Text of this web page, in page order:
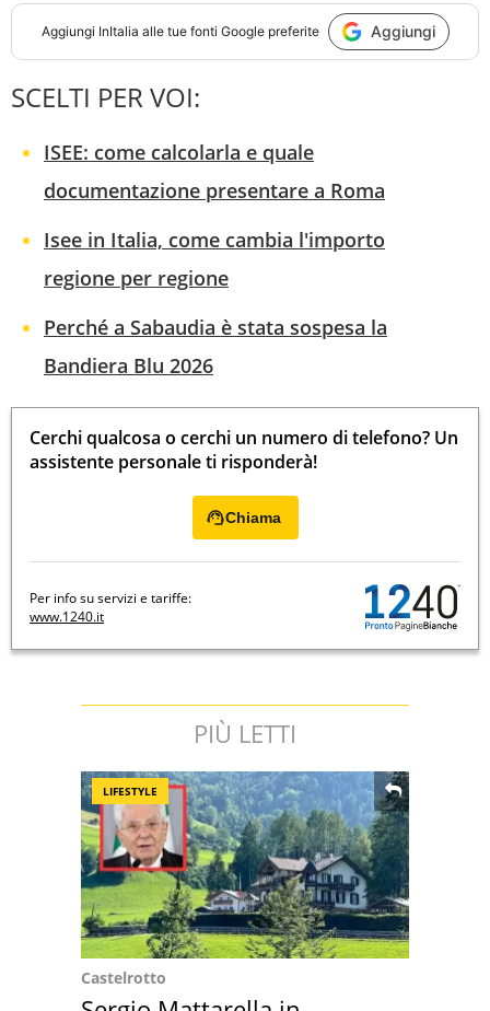
Aggiungi InItalia alle tue fonti Google preferite Aggiungi
SCELTI PER VOI:
ISEE: come calcolarla e quale
documentazione presentare a Roma
Isee in Italia, come cambia l'importo
regione per regione
Perché a Sabaudia è stata sospesa la
Bandiera Blu 2026
Cerchi qualcosa o cerchi un numero di telefono? Un
assistente personale ti risponderà!
Chiama
Per info su servizi e tariffe:
www.1240.it
PIÙ LETTI
LIFESTYLE
Castelrotto